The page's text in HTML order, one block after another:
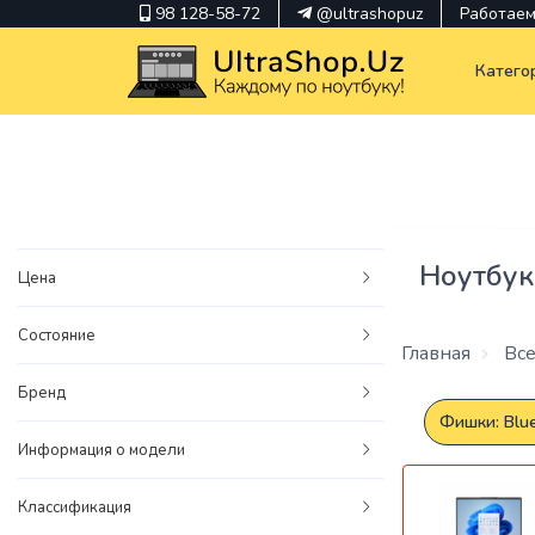
98 128-58-72 @ultrashopuz
kindle
Hp
Цена
Состояние
Бренд
Информация о модели
Классификация
Главная
Фишки: